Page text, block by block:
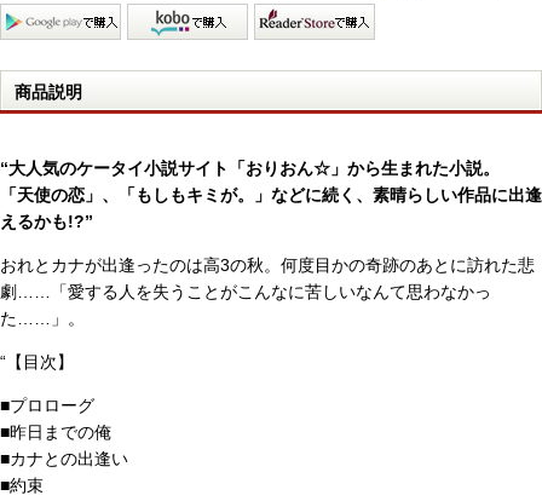
商品説明
“大人気のケータイ小説サイト「おりおん☆」から生まれた小説。
「天使の恋」、「もしもキミが。」などに続く、素晴らしい作品に出逢
えるかも!?”
おれとカナが出逢ったのは高3の秋。何度目かの奇跡のあとに訪れた悲
劇……「愛する人を失うことがこんなに苦しいなんて思わなかっ
た……」。
“【目次】
■プロローグ
■昨日までの俺
■カナとの出逢い
■約束